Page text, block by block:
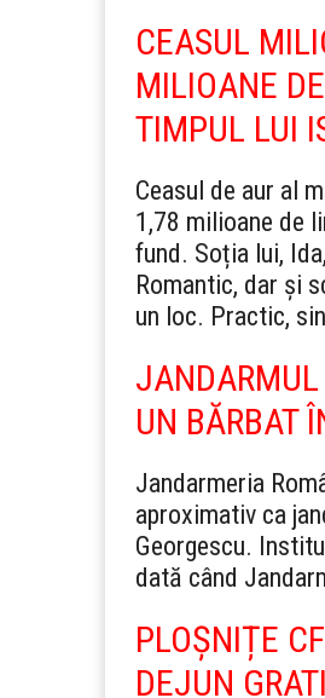
CEASUL
MILIOANE
TIMPUL LUI
Ceasul de aur al
1,78 milioane de
fund. Soția lui,
Romantic, dar și
un loc. Practic,
JANDARMUL
UN BĂRBAT
Jandarmeria
aproximativ ca
Georgescu.
dată când
PLOȘNIȚE
DEJUN